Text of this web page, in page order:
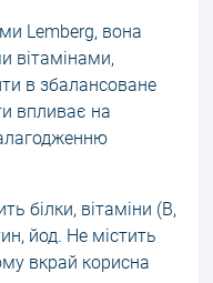
Lemberg, вона
вітамінами,
в збалансоване
впливає на
білки, вітаміни (В,
йод. Не містить
вкрай корисна